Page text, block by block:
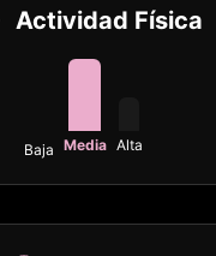
Actividad Física
Baja Media Alta